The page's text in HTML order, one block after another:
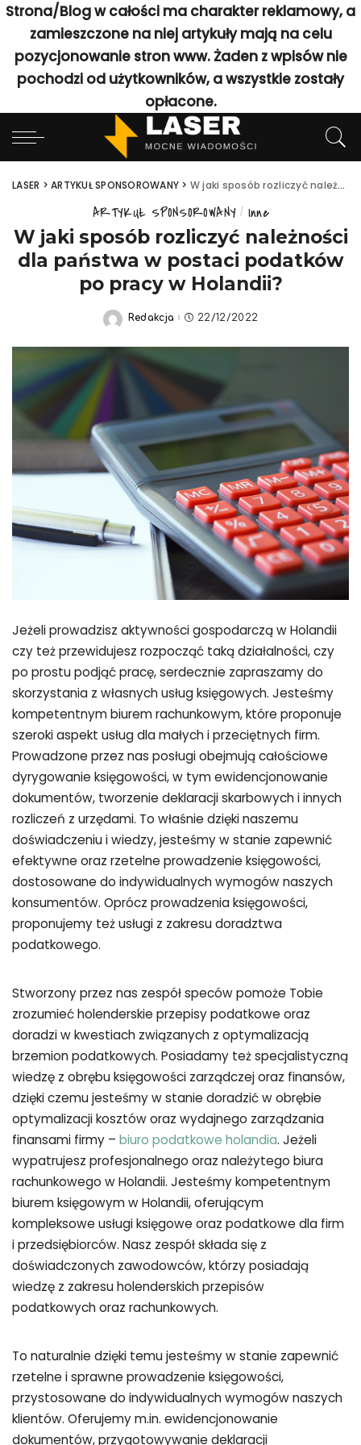
Strona/Blog w całości ma charakter reklamowy, a
zamieszczone na niej artykuły mają na celu
pozycjonowanie stron www. Żaden z wpisów nie
pochodzi od użytkowników, a wszystkie zostały
opłacone.
LASER >ARTYKUŁ SPONSOROWANY > W jaki sposób rozliczyć należności dla państwa w postaci podatków po pracy w Holandii?
ARTYKUŁ SPONSOROWANY Inne
W jaki sposób rozliczyć należności
dla państwa w postaci podatków
po pracy w Holandii?
Posted
Redakcja 22/12/2022
Jeżeli prowadzisz aktywności gospodarczą w Holandii
czy też przewidujesz rozpocząć taką działalności, czy
po prostu podjąć pracę, serdecznie zapraszamy do
skorzystania z własnych usług księgowych. Jesteśmy
kompetentnym biurem rachunkowym, które proponuje
szeroki aspekt usług dla małych i przeciętnych firm.
Prowadzone przez nas posługi obejmują całościowe
dyrygowanie księgowości, w tym ewidencjonowanie
dokumentów, tworzenie deklaracji skarbowych i innych
rozliczeń z urzędami. To właśnie dzięki naszemu
doświadczeniu i wiedzy, jesteśmy w stanie zapewnić
efektywne oraz rzetelne prowadzenie księgowości,
dostosowane do indywidualnych wymogów naszych
konsumentów. Oprócz prowadzenia księgowości,
proponujemy też usługi z zakresu doradztwa
podatkowego.
Stworzony przez nas zespół speców pomoże Tobie
zrozumieć holenderskie przepisy podatkowe oraz
doradzi w kwestiach związanych z optymalizacją
brzemion podatkowych. Posiadamy też specjalistyczną
wiedzę z obrębu księgowości zarządczej oraz finansów,
dzięki czemu jesteśmy w stanie doradzić w obrębie
optymalizacji kosztów oraz wydajnego zarządzania
finansami firmy – biuro podatkowe holandia. Jeżeli
wypatrujesz profesjonalnego oraz należytego biura
rachunkowego w Holandii. Jesteśmy kompetentnym
biurem księgowym w Holandii, oferującym
kompleksowe usługi księgowe oraz podatkowe dla firm
i przedsiębiorców. Nasz zespół składa się z
doświadczonych zawodowców, którzy posiadają
wiedzę z zakresu holenderskich przepisów
podatkowych oraz rachunkowych.
To naturalnie dzięki temu jesteśmy w stanie zapewnić
rzetelne i sprawne prowadzenie księgowości,
przystosowane do indywidualnych wymogów naszych
klientów. Oferujemy m.in. ewidencjonowanie
dokumentów, przygotowywanie deklaracji